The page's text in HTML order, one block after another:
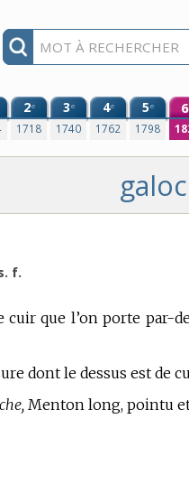
2e
1718
3e
1740
4e
1762
5e
1798
6
f.
cuir que l’on porte par-
dont le dessus est de
Menton long, pointu